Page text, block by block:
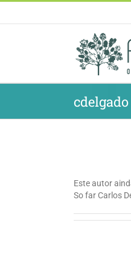
cdelgado
Este autor
So far Carlos